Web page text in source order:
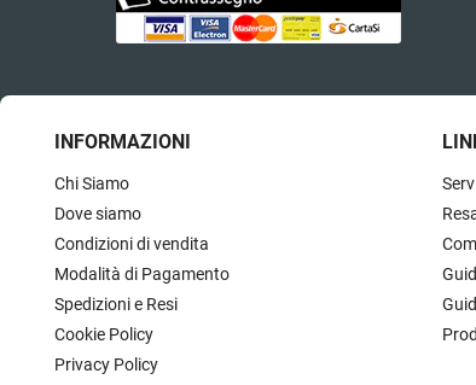
INFORMAZIONI
Chi Siamo
Dove siamo
Condizioni di vendita
Modalità di Pagamento
Spedizioni e Resi
Cookie Policy
Privacy Policy